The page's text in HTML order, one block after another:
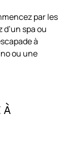
par les
spa ou
à
ou une